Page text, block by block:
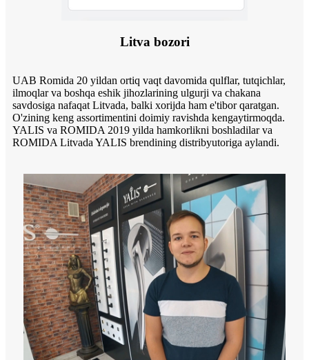
Litva bozori
UAB Romida 20 yildan ortiq vaqt davomida qulflar, tutqichlar,
ilmoqlar va boshqa eshik jihozlarining ulgurji va chakana
savdosiga nafaqat Litvada, balki xorijda ham e'tibor qaratgan.
O'zining keng assortimentini doimiy ravishda kengaytirmoqda.
YALIS va ROMIDA 2019 yilda hamkorlikni boshladilar va
ROMIDA Litvada YALIS brendining distribyutoriga aylandi.